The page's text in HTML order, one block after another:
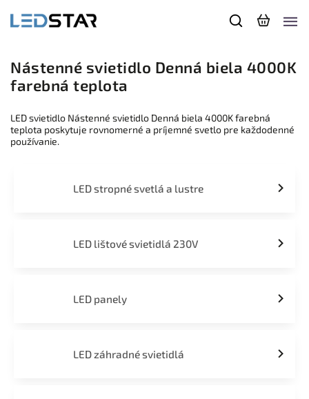
Nástenné svietidlo Denná biela 4000K
farebná teplota
LED svietidlo Nástenné svietidlo Denná biela 4000K farebná
teplota poskytuje rovnomerné a príjemné svetlo pre každodenné
používanie.
LED stropné svetlá a lustre
LED lištové svietidlá 230V
LED panely
LED záhradné svietidlá